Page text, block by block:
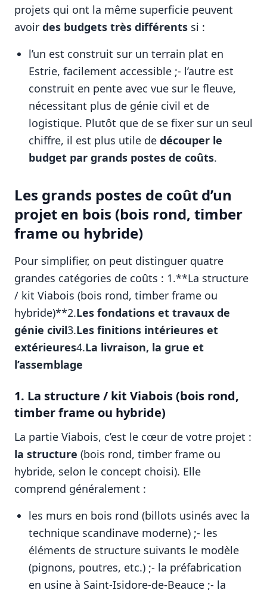
projets qui ont la même superficie peuvent
avoir des budgets très différents si :
l’un est construit sur un terrain plat en
Estrie, facilement accessible ;- l’autre est
construit en pente avec vue sur le fleuve,
nécessitant plus de génie civil et de
logistique. Plutôt que de se fixer sur un seul
chiffre, il est plus utile de découper le
budget par grands postes de coûts.
Les grands postes de coût d’un
projet en bois (bois rond, timber
frame ou hybride)
Pour simplifier, on peut distinguer quatre
grandes catégories de coûts : 1.**La structure
/ kit Viabois (bois rond, timber frame ou
hybride)**2.Les fondations et travaux de
génie civil3.Les finitions intérieures et
extérieures4.La livraison, la grue et
l’assemblage
1. La structure / kit Viabois (bois rond,
timber frame ou hybride)
La partie Viabois, c’est le cœur de votre projet :
la structure (bois rond, timber frame ou
hybride, selon le concept choisi). Elle
comprend généralement :
les murs en bois rond (billots usinés avec la
technique scandinave moderne) ;- les
éléments de structure suivants le modèle
(pignons, poutres, etc.) ;- la préfabrication
en usine à Saint-Isidore-de-Beauce ;- la